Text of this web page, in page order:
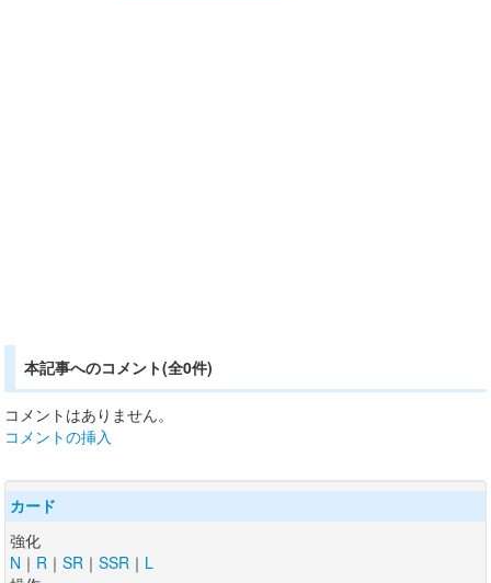
本記事へのコメント(全0件)
コメントはありません。
コメントの挿入
カード
強化
N ｜ R ｜ SR ｜ SSR ｜ L